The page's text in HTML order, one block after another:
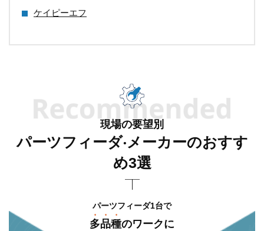
ケイピーエフ
現場の要望別
パーツフィーダ‧メーカーのおすす
め3選
パーツフィーダ1台で
多品種のワークに